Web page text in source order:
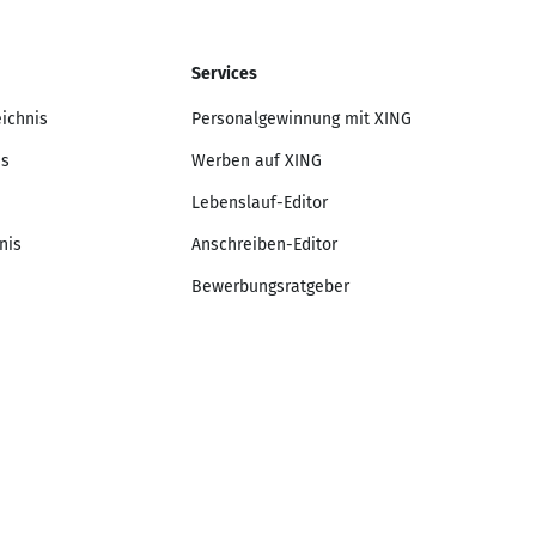
Services
Personalgewinnung mit XING
Werben auf XING
Lebenslauf-Editor
Anschreiben-Editor
Bewerbungsratgeber